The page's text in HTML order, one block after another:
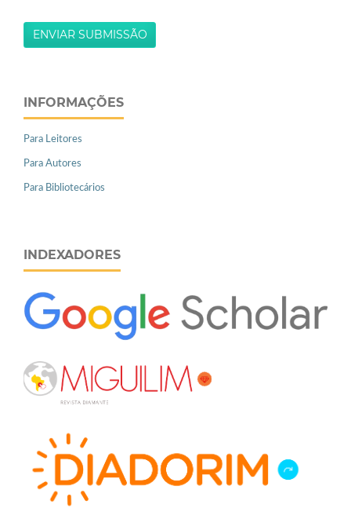
ENVIAR SUBMISSÃO
INFORMAÇÕES
Para Leitores
Para Autores
Para Bibliotecários
INDEXADORES